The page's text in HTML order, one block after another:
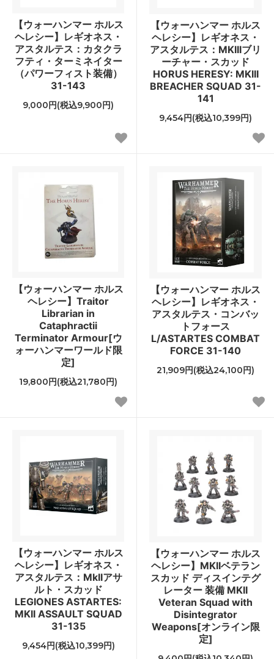
【ウォーハンマー ホルス
ヘレシー】レギオネス・
アスタルテス：カタクラ
フティ・ターミネイター
（パワーフィスト装備）
31-143
9,000円(税込9,900円)
【ウォーハンマー ホルス
ヘレシー】レギオネス・
アスタルテス：MKIIIブリ
ーチャー・スカッド
HORUS HERESY: MKIII
BREACHER SQUAD 31-
141
9,454円(税込10,399円)
【ウォーハンマー ホルス
ヘレシー】Traitor
Librarian in
Cataphractii
Terminator Armour[ウ
ォーハンマーワールド限
定]
19,800円(税込21,780円)
【ウォーハンマー ホルス
ヘレシー】レギオネス・
アスタルテス・コンバッ
トフォース
L/ASTARTES COMBAT
FORCE 31-140
21,909円(税込24,100円)
【ウォーハンマー ホルス
ヘレシー】レギオネス・
アスタルテス：MkIIアサ
ルト・スカッド
LEGIONES ASTARTES:
MKII ASSAULT SQUAD
31-135
9,454円(税込10,399円)
【ウォーハンマー ホルス
ヘレシー】MKIIベテラン
スカッド ディスインテグ
レーター 装備 MKII
Veteran Squad with
Disintegrator
Weapons[オンライン限
定]